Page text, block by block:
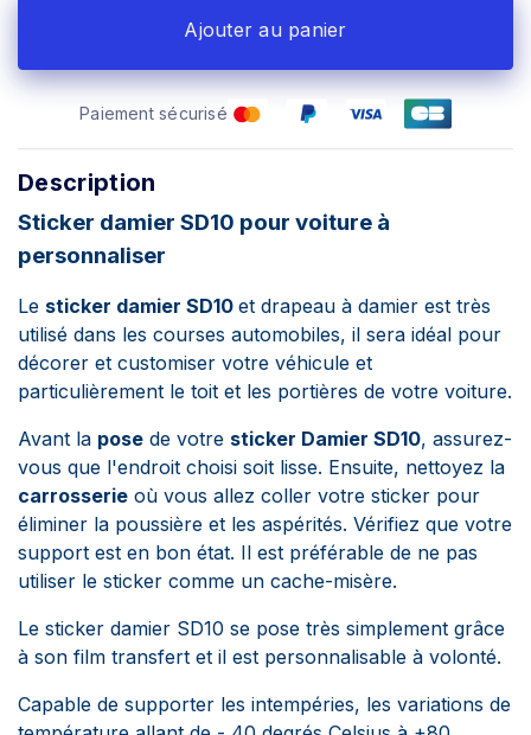
Ajouter au panier
Paiement sécurisé
Description
Sticker damier SD10 pour voiture à
personnaliser
Le sticker damier SD10 et drapeau à damier est très
utilisé dans les courses automobiles, il sera idéal pour
décorer et customiser votre véhicule et
particulièrement le toit et les portières de votre voiture.
Avant la pose de votre sticker Damier SD10, assurez-
vous que l'endroit choisi soit lisse. Ensuite, nettoyez la
carrosserie où vous allez coller votre sticker pour
éliminer la poussière et les aspérités. Vérifiez que votre
support est en bon état. Il est préférable de ne pas
utiliser le sticker comme un cache-misère.
Le sticker damier SD10 se pose très simplement grâce
à son film transfert et il est personnalisable à volonté.
Capable de supporter les intempéries, les variations de